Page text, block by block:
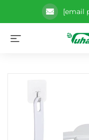
[email